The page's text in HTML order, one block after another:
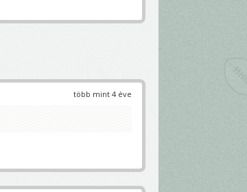
több mint 4 éve